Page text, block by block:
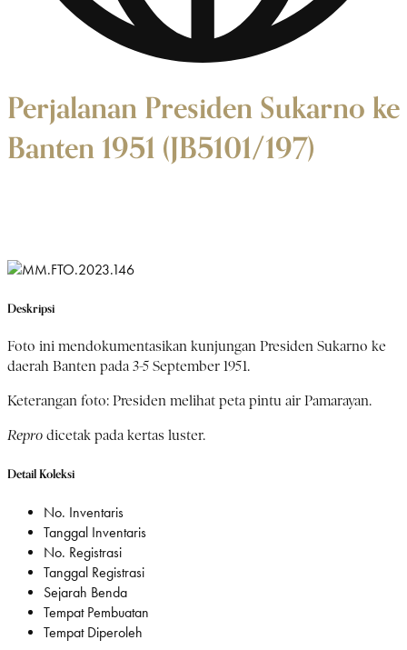
Perjalanan Presiden Sukarno ke
Banten 1951 (JB5101/197)
Deskripsi
Foto ini mendokumentasikan kunjungan Presiden Sukarno ke
daerah Banten pada 3-5 September 1951.
Keterangan foto: Presiden melihat peta pintu air Pamarayan.
Repro dicetak pada kertas luster.
Detail Koleksi
No. Inventaris
Tanggal Inventaris
No. Registrasi
Tanggal Registrasi
Sejarah Benda
Tempat Pembuatan
Tempat Diperoleh